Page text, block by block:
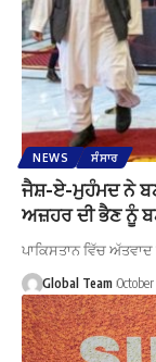
NEWS ਸੰਸਾਰ
ਜੈਸ਼-ਏ-ਮੁਹੰਮਦ ਨੇ
ਅਜ਼ਹਰ ਦੀ ਭੈਣ ਨੂੰ
ਪਾਕਿਸਤਾਨ ਵਿੱਚ
Global Team